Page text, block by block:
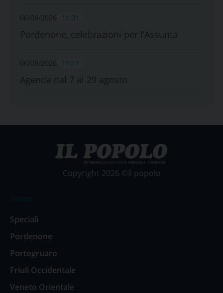
06/08/2026 11:31
Pordenone, celebrazioni per l’Assunta
06/08/2026 11:11
Agenda dal 7 al 29 agosto
Copyright 2026 ©Il popolo
Speciali
Pordenone
Portogruaro
Friuli Occidentale
Veneto Orientale